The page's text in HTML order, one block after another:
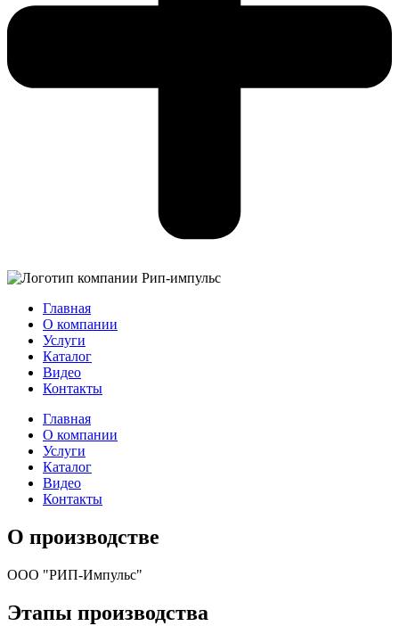
Главная
О компании
Услуги
Каталог
Видео
Контакты
Главная
О компании
Услуги
Каталог
Видео
Контакты
О производстве
ООО "РИП-Импульс"
Этапы производства